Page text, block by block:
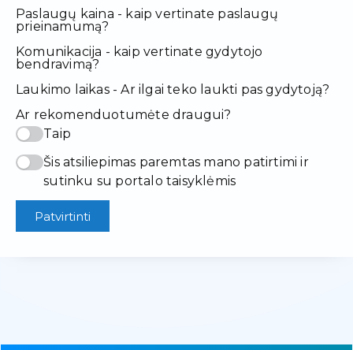
Paslaugų kaina - kaip vertinate paslaugų
prieinamumą?
Komunikacija - kaip vertinate gydytojo
bendravimą?
Laukimo laikas - Ar ilgai teko laukti pas gydytoją?
Ar rekomenduotumėte draugui?
Taip
Šis atsiliepimas paremtas mano patirtimi ir
sutinku su portalo taisyklėmis
Patvirtinti